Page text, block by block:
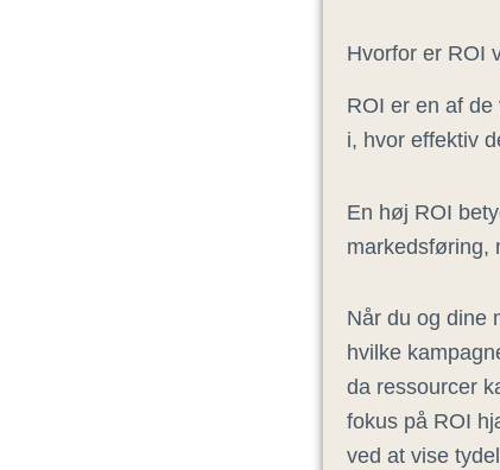
Hvorfor er ROI
ROI er en af
i, hvor effektiv
En høj ROI
markedsføring,
Når du og dine
hvilke
da ressourcer
fokus på ROI
ved at vise